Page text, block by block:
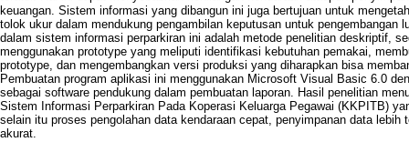
keuangan. Sistem informasi yang dibangun ini juga bertujuan untuk
tolok ukur dalam mendukung pengambilan keputusan untuk pengembangan
dalam sistem informasi perparkiran ini adalah metode penelitian deskriptif,
menggunakan prototype yang meliputi identifikasi kebutuhan pemakai,
prototype, dan mengembangkan versi produksi yang diharapkan bisa
Pembuatan program aplikasi ini menggunakan Microsoft Visual Basic 6.0
sebagai software pendukung dalam pembuatan laporan. Hasil penelitian
Sistem Informasi Perparkiran Pada Koperasi Keluarga Pegawai (KKPITB)
selain itu proses pengolahan data kendaraan cepat, penyimpanan data lebih
akurat.